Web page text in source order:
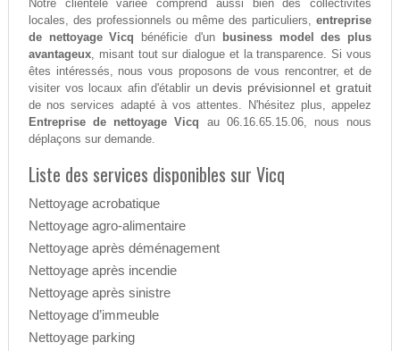
Notre clientèle variée comprend aussi bien des collectivités
locales, des professionnels ou même des particuliers,entreprise
de nettoyage Vicq bénéficie d'un
business model des plus
avantageux, misant tout sur dialogue et la transparence. Si vous
êtes intéressés, nous vous proposons de vous rencontrer, et de
visiter vos locaux afin d'établir undevis prévisionnel et gratuit
de nos services adapté à vos attentes. N'hésitez plus, appelez
Entreprise de nettoyage Vicq au 06.16.65.15.06, nous nous
déplaçons sur demande.
Liste des services disponibles sur Vicq
Nettoyage acrobatique
Nettoyage agro-alimentaire
Nettoyage après déménagement
Nettoyage après incendie
Nettoyage après sinistre
Nettoyage d’immeuble
Nettoyage parking